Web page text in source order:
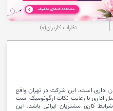
نظرات کاربران(0)
اداری است. این شرکت در تهران واقع
اداری با رعایت نکات ارگونومیک است
کاری مشتریان ایرانی باشد. این